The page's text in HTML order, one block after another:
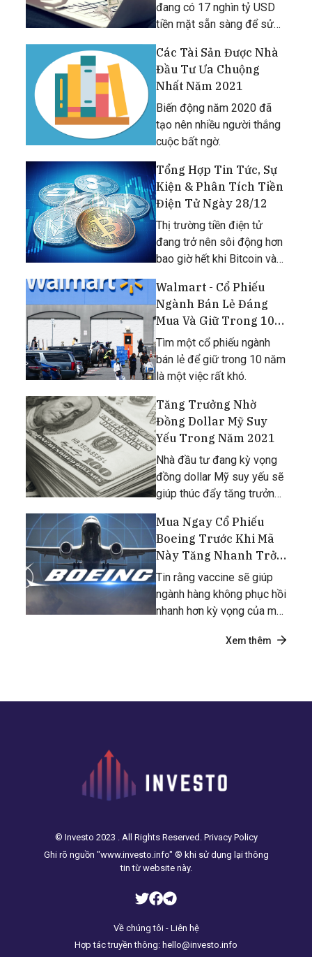
đang có 17 nghìn tỷ USD
tiền mặt sẵn sàng để sử
id="attachment_110651"
align="aligncenter"
width="1200"] Cổ Phiếu
JPMorgan, Wells Fargo Và
Citigroup Sẽ Báo Cáo T
Các Tài Sản Được Nhà
Đầu Tư Ưa Chuộng
Nhất Năm 2021
Biến động năm 2020 đã
tạo nên nhiều người thắng
cuộc bất ngờ.
Tổng Hợp Tin Tức, Sự
Kiện & Phân Tích Tiền
Điện Tử Ngày 28/12
Thị trường tiền điện tử
đang trở nên sôi động hơn
bao giờ hết khi Bitcoin và
lập đỉnh mới.
Walmart - Cổ Phiếu
Ngành Bán Lẻ Đáng
Mua Và Giữ Trong 10
Năm Tới
Tìm một cổ phiếu ngành
bán lẻ để giữ trong 10 năm
là một việc rất khó.
Tăng Trưởng Nhờ
Đồng Dollar Mỹ Suy
Yếu Trong Năm 2021
Nhà đầu tư đang kỳ vọng
đồng dollar Mỹ suy yếu sẽ
giúp thúc đẩy tăng trưởng
chứng khoán Hoa Kỳ đến
các thị trường mới nổi và
các kim loại công nghiệp
trong năm 2021. [captio
Mua Ngay Cổ Phiếu
Boeing Trước Khi Mã
Này Tăng Nhanh Trở
Lại
Tin rằng vaccine sẽ giúp
ngành hàng không phục hồi
nhanh hơn kỳ vọng của mọi
Xem thêm
© Investo 2023 . All Rights Reserved. Privacy Policy
Ghi rõ nguồn "www.investo.info" ® khi sử dụng lại thông
tin từ website này.
Về chúng tôi - Liên hệ
Hợp tác truyền thông: hello@investo.info